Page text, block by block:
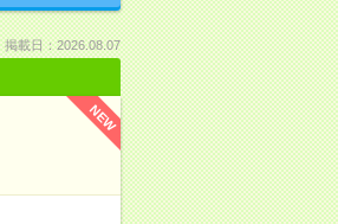
掲載日：2026.08.07
NEW